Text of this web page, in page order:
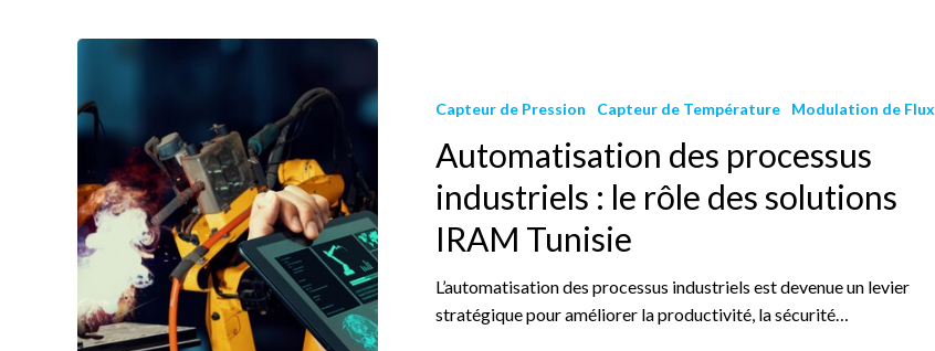
Capteur de Pression Capteur de Température Modulation de Flux
Automatisation des processus
industriels : le rôle des solutions
IRAM Tunisie
L’automatisation des processus industriels est devenue un levier
stratégique pour améliorer la productivité, la sécurité…